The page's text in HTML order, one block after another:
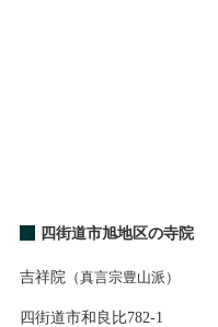
四街道市旭地区の寺院
吉祥院 （真言宗豊山派）
四街道市和良比782-1